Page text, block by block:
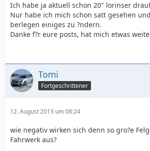
Ich habe ja aktuell schon 20" lorinser
Nur habe ich mich schon satt gesehen
berlegen einiges zu ?ndern.
Danke f?r eure posts, hat mich etwas
Tomi
Fortgeschrittener
12. August 2013 um 08:24
wie negativ wirken sich denn so gro?e
Fahrwerk aus?